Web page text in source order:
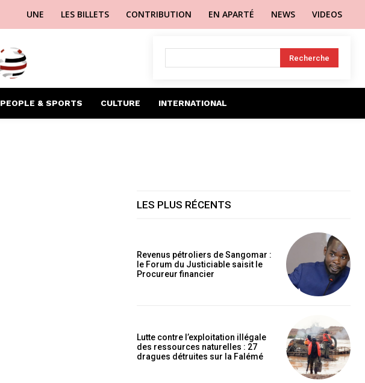
UNE LES BILLETS CONTRIBUTION EN APARTÉ NEWS VIDEOS
Recherche
PEOPLE & SPORTS CULTURE INTERNATIONAL
LES PLUS RÉCENTS
Revenus pétroliers de Sangomar :
le Forum du Justiciable saisit le
Procureur financier
Lutte contre l’exploitation illégale
des ressources naturelles : 27
dragues détruites sur la Falémé